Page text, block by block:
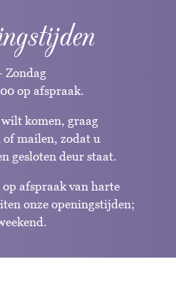
Zondag
op afspraak.
komen, graag
of mailen, zodat u
gesloten deur staat.
afspraak van harte
onze openingstijden;